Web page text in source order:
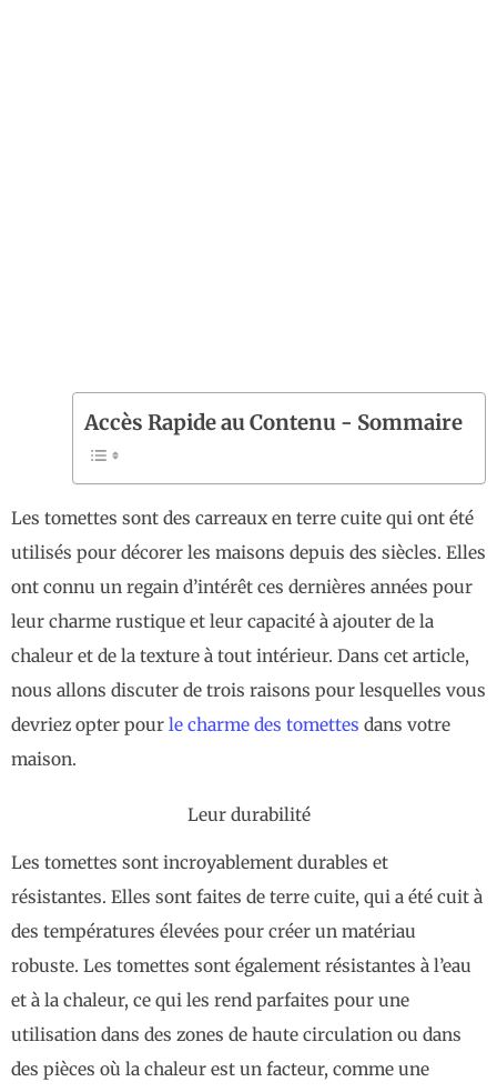
Accès Rapide au Contenu - Sommaire
Les tomettes sont des carreaux en terre cuite qui ont été
utilisés pour décorer les maisons depuis des siècles. Elles
ont connu un regain d’intérêt ces dernières années pour
leur charme rustique et leur capacité à ajouter de la
chaleur et de la texture à tout intérieur. Dans cet article,
nous allons discuter de trois raisons pour lesquelles vous
devriez opter pour le charme des tomettes dans votre
maison.
Leur durabilité
Les tomettes sont incroyablement durables et
résistantes. Elles sont faites de terre cuite, qui a été cuit à
des températures élevées pour créer un matériau
robuste. Les tomettes sont également résistantes à l’eau
et à la chaleur, ce qui les rend parfaites pour une
utilisation dans des zones de haute circulation ou dans
des pièces où la chaleur est un facteur, comme une